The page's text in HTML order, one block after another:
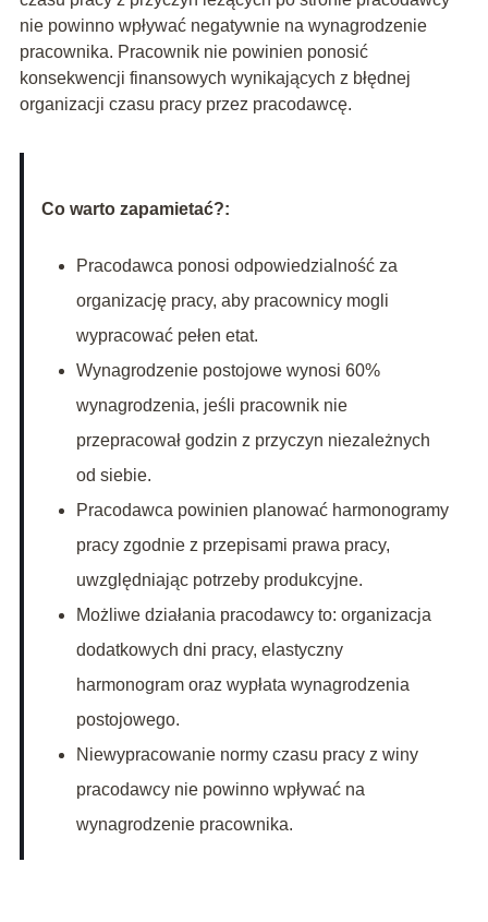
nie powinno wpływać negatywnie na wynagrodzenie
pracownika. Pracownik nie powinien ponosić
konsekwencji finansowych wynikających z błędnej
organizacji czasu pracy przez pracodawcę.
Co warto zapamietać?:
Pracodawca ponosi odpowiedzialność za
organizację pracy, aby pracownicy mogli
wypracować pełen etat.
Wynagrodzenie postojowe wynosi 60%
wynagrodzenia, jeśli pracownik nie
przepracował godzin z przyczyn niezależnych
od siebie.
Pracodawca powinien planować harmonogramy
pracy zgodnie z przepisami prawa pracy,
uwzględniając potrzeby produkcyjne.
Możliwe działania pracodawcy to: organizacja
dodatkowych dni pracy, elastyczny
harmonogram oraz wypłata wynagrodzenia
postojowego.
Niewypracowanie normy czasu pracy z winy
pracodawcy nie powinno wpływać na
wynagrodzenie pracownika.